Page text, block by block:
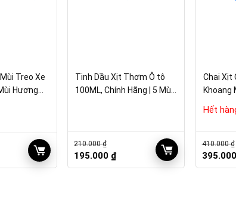
Treo Xe
Hương
Tinh Dầu Xịt Thơm Ô tô
100ML, Chính Hãng | 5 Mùi
210.000₫
Giá
gốc
195.000 ₫Giá
hiện
Chai Xịt
Khoang
Cleaner
Hết
410.000₫
Giá
gốc
395.000